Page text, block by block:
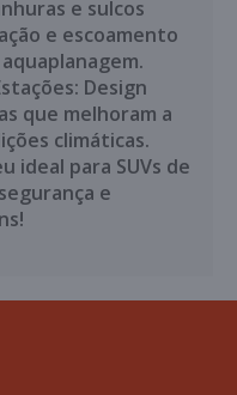
e sulcos
e escoamento
Design
que melhoram a
climáticas.
ideal para SUVs de
e